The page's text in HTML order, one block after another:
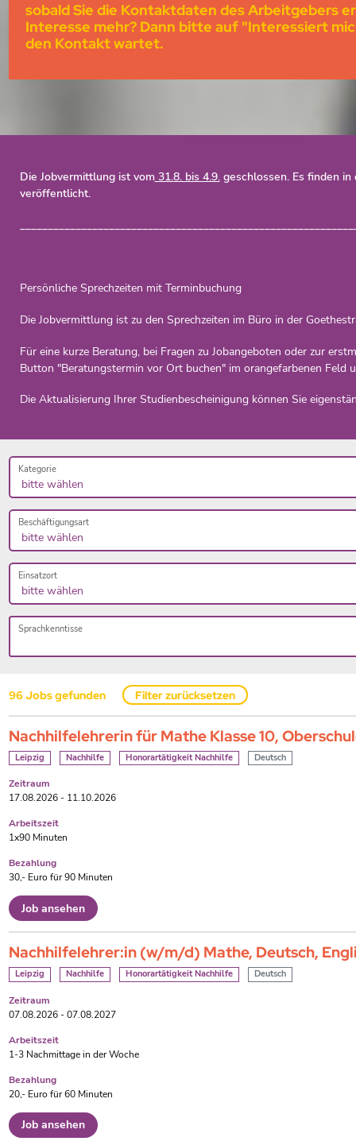
sobald Sie die Kontaktdaten des Arbeitgebers
Interesse mehr? Dann bitte auf "Interessiert
den Kontakt wartet.
Die Jobvermittlung ist vom31.8. bis 4.9.geschlossen. Es finden
veröffentlicht.
Persönliche Sprechzeiten mit Terminbuchung
Die Jobvermittlung ist zu den Sprechzeiten im Büro in der
Für eine kurze Beratung, bei Fragen zu Jobangeboten oder zur
Button "Beratungstermin vor Ort buchen" im orangefarbenen Feld
Die Aktualisierung Ihrer Studienbescheinigung können Sie
Kategorie
Beschäftigungsart
Einsatzort
Sprachkenntisse
96Jobs gefunden Filter zurücksetzen
Nachhilfelehrerin für Mathe Klasse 10,
Leipzig Nachhilfe Honorartätigkeit Nachhilfe Deutsch
Zeitraum
17.08.2026 - 11.10.2026
Arbeitszeit
1x90 Minuten
Bezahlung
30,- Euro für 90 Minuten
Job ansehen
Nachhilfelehrer:in (w/m/d) Mathe, Deutsch,
Leipzig Nachhilfe Honorartätigkeit Nachhilfe Deutsch
Zeitraum
07.08.2026 - 07.08.2027
Arbeitszeit
1-3 Nachmittage in der Woche
Bezahlung
20,- Euro für 60 Minuten
Job ansehen